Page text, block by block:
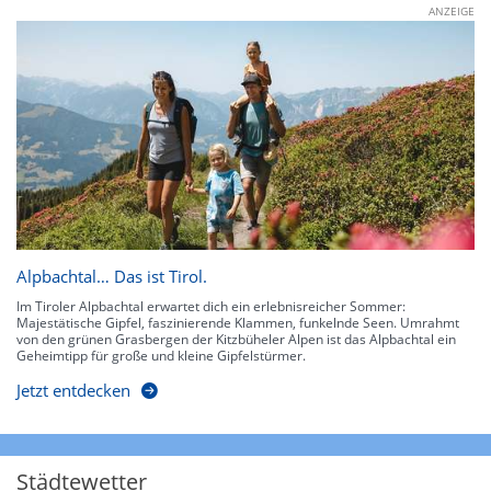
ANZEIGE
Alpbachtal… Das ist Tirol.
Im Tiroler Alpbachtal erwartet dich ein erlebnisreicher Sommer:
Majestätische Gipfel, faszinierende Klammen, funkelnde Seen. Umrahmt
von den grünen Grasbergen der Kitzbüheler Alpen ist das Alpbachtal ein
Geheimtipp für große und kleine Gipfelstürmer.
Jetzt entdecken
Städtewetter